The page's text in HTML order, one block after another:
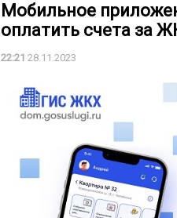
Мобильное
оплатить счета за
22:21 28.11.2023